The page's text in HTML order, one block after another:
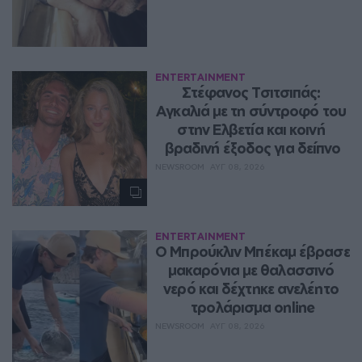
ENTERTAINMENT
Στέφανος Τσιτσιπάς:
Αγκαλιά με τη σύντροφό του
στην Ελβετία και κοινή
βραδινή έξοδος για δείπνο
ENTERTAINMENT
Ο Μπρούκλιν Μπέκαμ έβρασε
μακαρόνια με θαλασσινό
νερό και δέχτηκε ανελέητο
τρολάρισμα online